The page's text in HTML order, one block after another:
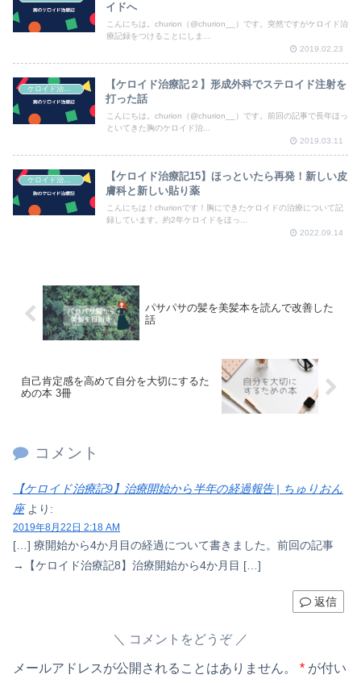
イドへ
こんにちは。churion（@churion__）です。突然ですがケロイド治
療記録をつけることにしま...
2019.02.23
【ケロイド治療記２】形成外科でステロイド注射を
打った話
こんにちは。churion（@churion__）です。前回の記事で長年ほっ
といてきた胸のケロイド治...
2019.03.11
ケロイド治療記
【ケロイド治療記15】ほっといたら再発！新しい皮
膚科と新しい貼り薬
こんにちは！churionです！胸にできたケロイドの治療について記
録しています。約2年ケロイドをほっ...
2022.09.14
パサパサの髪を美髪本を読んで改善した
話
自己肯定感を高めて自分を大切にするた
めの本 3冊
コメント
【ケロイド治療記9】治療開始から半年の経過報告 | ちゅりおん
座 より:
2019年8月22日 2:18 AM
[…] 療開始から4か月目の経過について書きました。前回の記事
→【ケロイド治療記8】治療開始から4か月目 […]
返信
コメントをどうぞ
メールアドレスが公開されることはありません。 * が付い